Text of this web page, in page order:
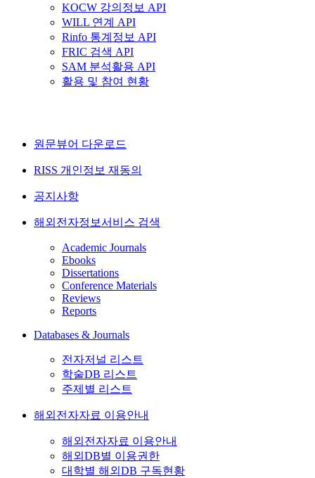
KOCW 강의정보 API
WILL 연계 API
Rinfo 통계정보 API
FRIC 검색 API
SAM 분석활용 API
활용 및 참여 현황
원문뷰어 다운로드
RISS 개인정보 재동의
공지사항
해외전자정보서비스 검색
Academic Journals
Ebooks
Dissertations
Conference Materials
Reviews
Reports
Databases & Journals
전자저널 리스트
학술DB 리스트
주제별 리스트
해외전자자료 이용안내
해외전자자료 이용안내
해외DB별 이용권한
대학별 해외DB 구독현황